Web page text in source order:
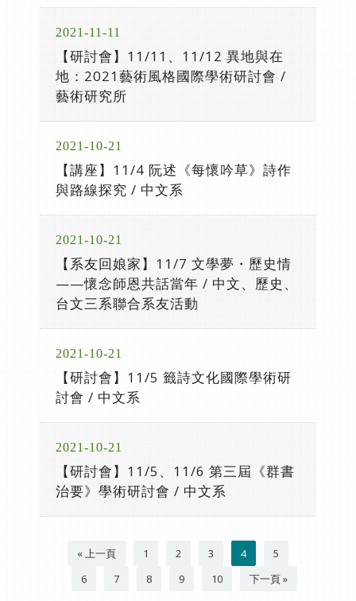
2021-11-11
【研討會】11/11、11/12 異地與在
地：2021藝術風格國際學術研討會 /
藝術研究所
2021-10-21
【講座】11/4 阮述《每懷吟草》詩作
與路線探究 / 中文系
2021-10-21
【系友回娘家】11/7 文學夢・歷史情
——懷念師恩共話當年 / 中文、歷史、
台文三系聯合系友活動
2021-10-21
【研討會】11/5 籤詩文化國際學術研
討會 / 中文系
2021-10-21
【研討會】11/5、11/6 第三屆《群書
治要》學術研討會 / 中文系
« 上一頁 1 2 3 4
5
6
7 8 9 10 下一頁 »